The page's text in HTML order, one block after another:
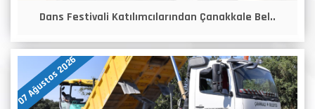
Dans Festivali Katılımcılarından Çanakkale Bel..
07 Ağustos 2026